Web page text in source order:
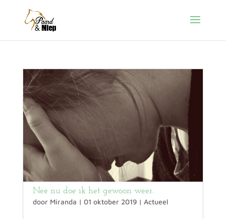
Nee nu doe ik het gewoon weer.
door Miranda | 01 oktober 2019| Actueel